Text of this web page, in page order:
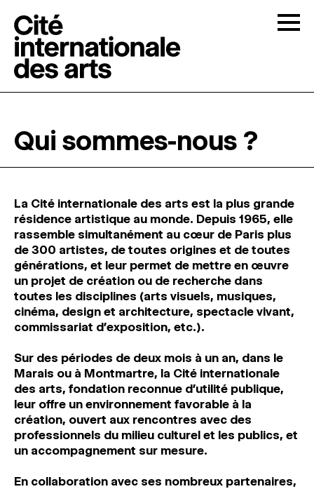
LA CITÉ ↓
ATELIERS OUVERTS
PROGRAMMATION
MAGAZINE
ESPACES DE PRATIQUE ARTISTIQUE ↓
Recherche
Connexion
Qui sommes-nous ?
La Cité internationale des arts est la plus grande
résidence artistique au monde. Depuis 1965, elle
rassemble simultanément au cœur de Paris plus
de 300 artistes, de toutes origines et de toutes
générations, et leur permet de mettre en œuvre
un projet de création ou de recherche dans
toutes les disciplines (arts visuels, musiques,
cinéma, design et architecture, spectacle vivant,
commissariat d’exposition, etc.).
Sur des périodes de deux mois à un an, dans le
Marais ou à Montmartre, la Cité internationale
des arts, fondation reconnue d’utilité publique,
leur offre un environnement favorable à la
création, ouvert aux rencontres avec des
professionnels du milieu culturel et les publics, et
un accompagnement sur mesure.
En collaboration avec ses nombreux partenaires,